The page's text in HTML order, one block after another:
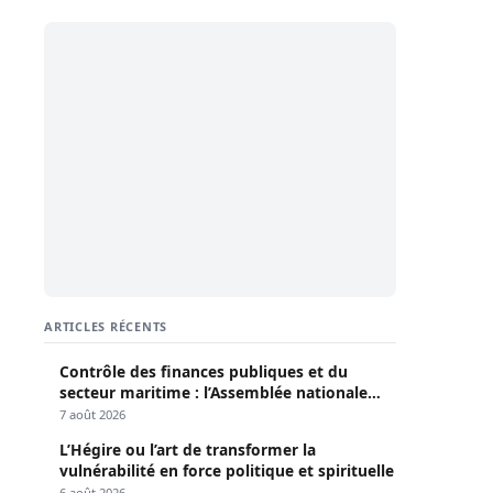
ARTICLES RÉCENTS
Contrôle des finances publiques et du
secteur maritime : l’Assemblée nationale
convoque une session extraordinaire
7 août 2026
L’Hégire ou l’art de transformer la
vulnérabilité en force politique et spirituelle